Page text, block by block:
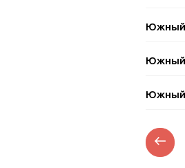
Южный
Южный
Южный
Posts